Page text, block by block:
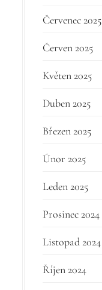
Červenec 2025
Červen 2025
Květen 2025
Duben 2025
Březen 2025
Únor 2025
Leden 2025
Prosinec 2024
Listopad 2024
Říjen 2024